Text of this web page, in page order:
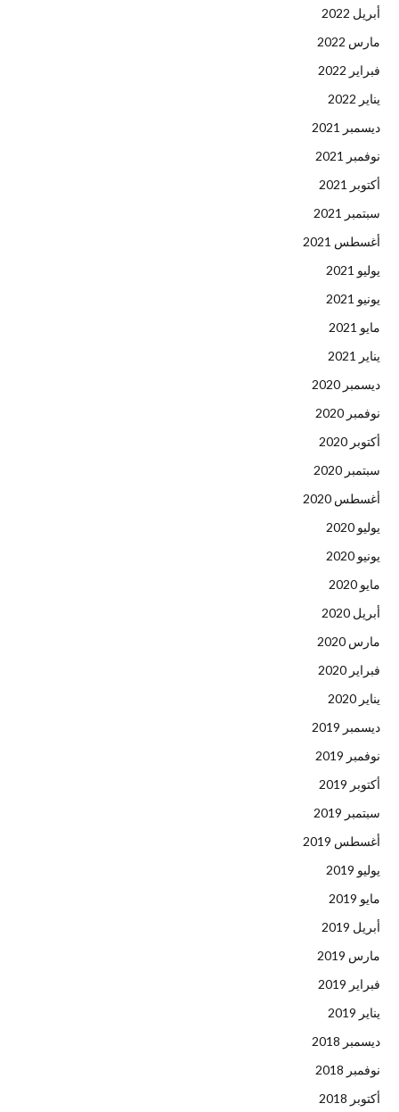
أبريل 2022
مارس 2022
فبراير 2022
يناير 2022
ديسمبر 2021
نوفمبر 2021
أكتوبر 2021
سبتمبر 2021
أغسطس 2021
يوليو 2021
يونيو 2021
مايو 2021
يناير 2021
ديسمبر 2020
نوفمبر 2020
أكتوبر 2020
سبتمبر 2020
أغسطس 2020
يوليو 2020
يونيو 2020
مايو 2020
أبريل 2020
مارس 2020
فبراير 2020
يناير 2020
ديسمبر 2019
نوفمبر 2019
أكتوبر 2019
سبتمبر 2019
أغسطس 2019
يوليو 2019
مايو 2019
أبريل 2019
مارس 2019
فبراير 2019
يناير 2019
ديسمبر 2018
نوفمبر 2018
أكتوبر 2018